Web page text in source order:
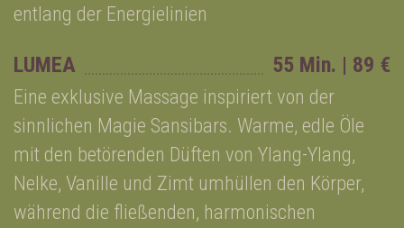
entlang der Energielinien
LUMEA 55 Min. | 89 €
Eine exklusive Massage inspiriert von der
sinnlichen Magie Sansibars. Warme, edle Öle
mit den betörenden Düften von Ylang-Ylang,
Nelke, Vanille und Zimt umhüllen den Körper,
während die fließenden, harmonischen